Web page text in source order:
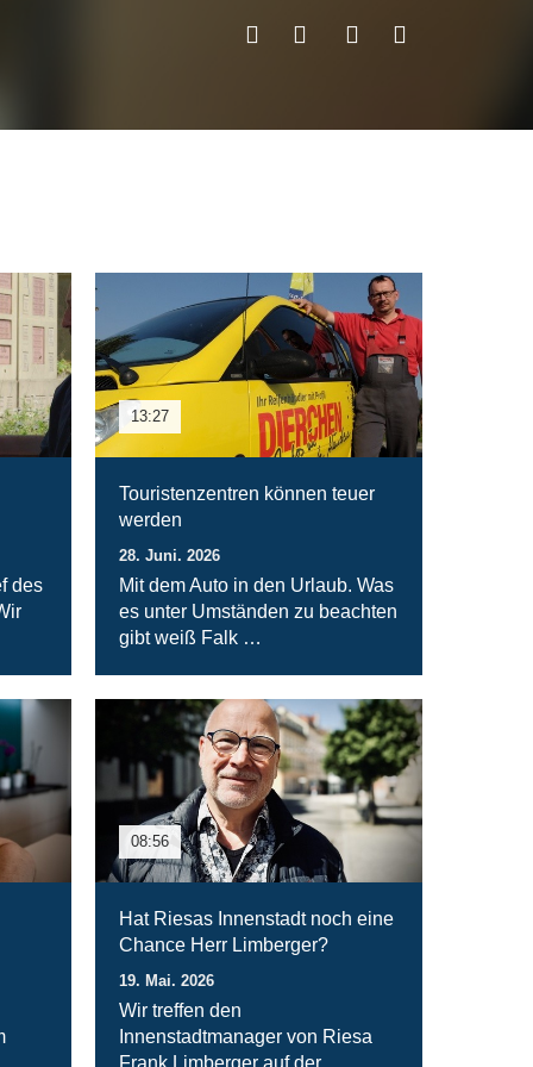
des
13:27
Touristenzentren können teuer
werden
28. Juni. 2026
Mit dem Auto in den Urlaub. Was
es unter Umständen zu beachten
gibt weiß Falk …
08:56
Hat Riesas Innenstadt noch eine
Chance Herr Limberger?
19. Mai. 2026
Wir treffen den
Innenstadtmanager von Riesa
Frank Limberger auf der …